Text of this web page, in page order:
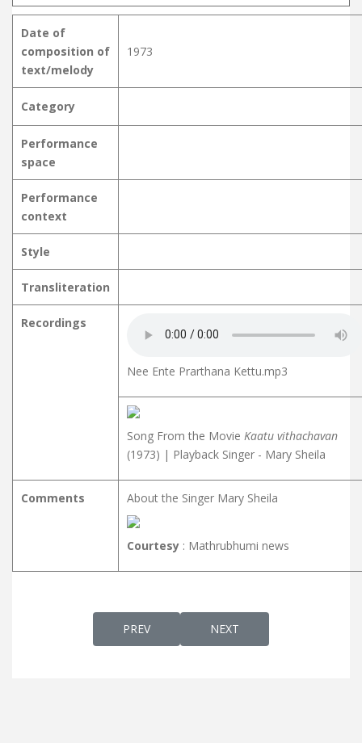
Date of
composition of
text/melody
1973
Category
Performance
space
Performance
context
Style
Transliteration
Recordings
Nee Ente Prarthana Kettu.mp3
Song From the Movie Kaatu vithachavan
(1973) | Playback Singer - Mary Sheila
Comments About the Singer Mary Sheila
Courtesy : Mathrubhumi news
PREVIOUS ARTICLE: NEE ENNE THEDI
PREV NEXT ARTICLE: NEE
NEXT